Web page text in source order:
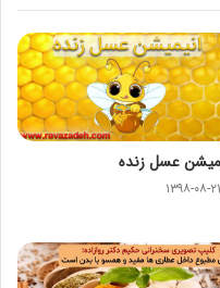
عسل زنده
۱۳۹۸-۰۸-۲۱